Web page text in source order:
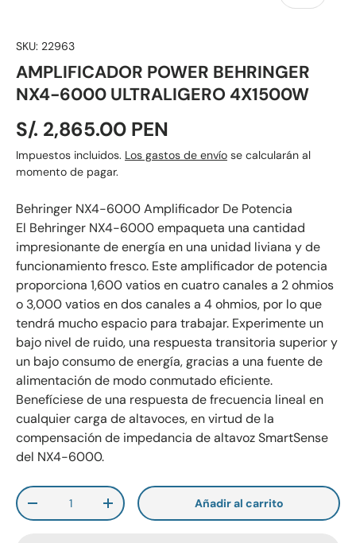
SKU: 22963
AMPLIFICADOR POWER BEHRINGER
NX4-6000 ULTRALIGERO 4X1500W
S/. 2,865.00 PEN
Impuestos incluidos. Los gastos de envío se calcularán al
momento de pagar.
Behringer NX4-6000 Amplificador De Potencia
El Behringer NX4-6000 empaqueta una cantidad
impresionante de energía en una unidad liviana y de
funcionamiento fresco. Este amplificador de potencia
proporciona 1,600 vatios en cuatro canales a 2 ohmios
o 3,000 vatios en dos canales a 4 ohmios, por lo que
tendrá mucho espacio para trabajar. Experimente un
bajo nivel de ruido, una respuesta transitoria superior y
un bajo consumo de energía, gracias a una fuente de
alimentación de modo conmutado eficiente.
Benefíciese de una respuesta de frecuencia lineal en
cualquier carga de altavoces, en virtud de la
compensación de impedancia de altavoz SmartSense
del NX4-6000.
Cant.
-
+ Añadir al carrito